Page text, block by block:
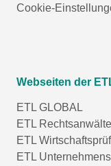
Cookie-
Webseiten der
ETL GLOBAL
ETL Rechtsanwälte
ETL
ETL